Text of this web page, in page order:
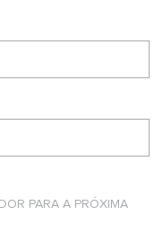
PARA A PRÓXIMA